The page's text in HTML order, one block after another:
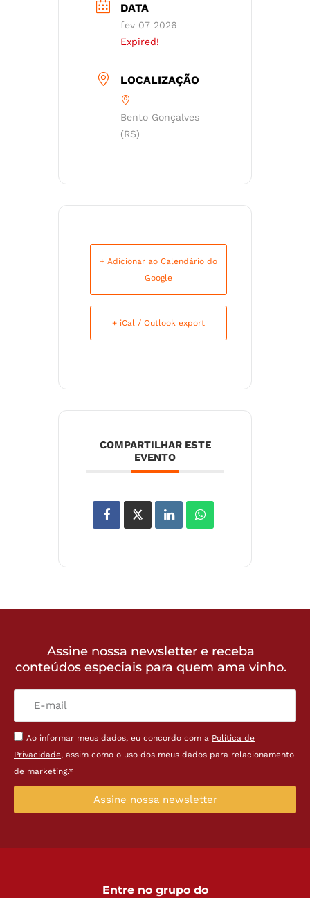
DATA
fev 07 2026
Expired!
LOCALIZAÇÃO
Bento Gonçalves
(RS)
+ Adicionar ao Calendário do
Google
+ iCal / Outlook export
COMPARTILHAR ESTE
EVENTO
Assine nossa newsletter e receba
conteúdos especiais para quem ama vinho.
Ao informar meus dados, eu concordo com a Política de
Privacidade, assim como o uso dos meus dados para relacionamento
de marketing.*
Assine nossa newsletter
Entre no grupo do